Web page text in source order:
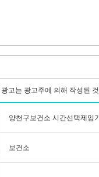
고는 광고주에 의해 작성된
양천구보건소 시간선택제임
보건소